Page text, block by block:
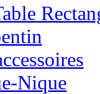
Nique